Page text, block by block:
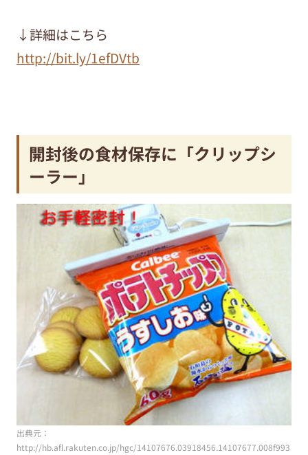
↓詳細はこちら
http://bit.ly/1efDVtb
開封後の食材保存に「クリップシ
ーラー」
出典元：
http://hb.afl.rakuten.co.jp/hgc/14107676.03918456.14107677.008f993